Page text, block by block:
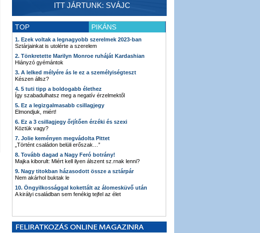
ITT JÁRTUNK: SVÁJC
TOP PIKÁNS
1. Ezek voltak a legnagyobb szerelmek 2023-ban
Sztárjainkat is utolérte a szerelem
2. Tönkretette Marilyn Monroe ruháját Kardashian
Hiányzó gyémántok
3. A lelked mélyére ás le ez a személyiségteszt
Készen állsz?
4. 5 tuti tipp a boldogabb élethez
Így szabadulhatsz meg a negatív érzelmektől
5. Ez a legizgalmasabb csillagjegy
Elmondjuk, miért!
6. Ez a 3 csillagjegy őrjítően érzéki és szexi
Köztük vagy?
7. Jolie keményen megvádolta Pittet
„Történt családon belüli erőszak…”
8. Tovább dagad a Nagy Feró botrány!
Majka kiborult: Miért kell ilyen álszent sz.rnak lenni?
9. Nagy titokban házasodott össze a sztárpár
Nem akárhol buktak le
10. Öngyilkossággal kokettált az álomesküvő után
A királyi családban sem fenékig tejfel az élet